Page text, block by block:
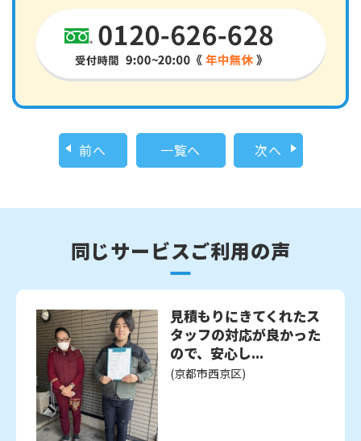
前へ 一覧へ 次へ
同じサービスご利用の声
見積もりにきてくれたス
タッフの対応が良かった
ので、安心し...
(京都市西京区)